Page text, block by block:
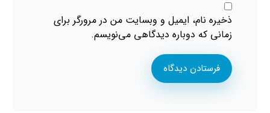
ذخیره نام، ایمیل و وبسایت من در مرورگر برای
زمانی که دوباره دیدگاهی می‌نویسم.
فرستادن دیدگاه